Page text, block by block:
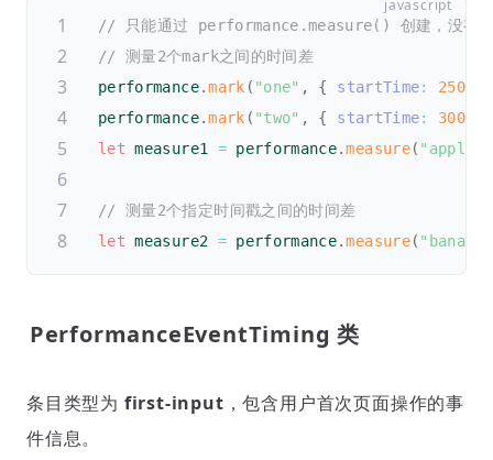
// 只能通过 performance.measure() 创建，没有构
// 测量2个mark之间的时间差
performance.mark ( "one" , { startTime: 250
performance.mark ( "two" , { startTime: 300
let measure1 = performance.measure( "apple"
// 测量2个指定时间戳之间的时间差
let measure2 = performance.measure( "banana"
PerformanceEventTiming 类
条目类型为 first-input ，包含用户首次页面操作的事
件信息。